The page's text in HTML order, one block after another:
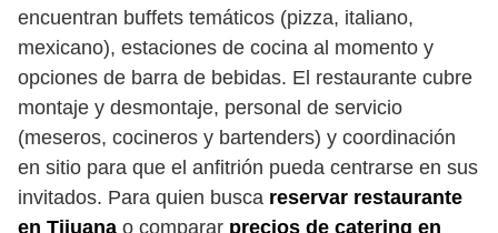
encuentran buffets temáticos (pizza, italiano,
mexicano), estaciones de cocina al momento y
opciones de barra de bebidas. El restaurante cubre
montaje y desmontaje, personal de servicio
(meseros, cocineros y bartenders) y coordinación
en sitio para que el anfitrión pueda centrarse en sus
invitados. Para quien busca reservar restaurante
en Tijuana o comparar precios de catering en